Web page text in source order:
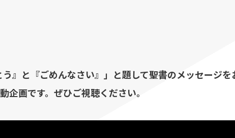
』と『ごめんなさい』」と題して聖書のメッセージを
画です。ぜひご視聴ください。